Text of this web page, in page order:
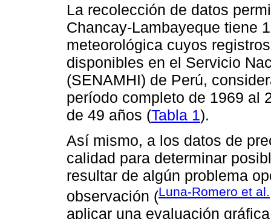
La recolección de datos
Chancay-Lambayeque tiene
meteorológica cuyos
disponibles en el Servicio
(SENAMHI) de Perú,
período completo de 1969 al
de 49 años (Tabla 1).
Así mismo, a los datos de
calidad para determinar
resultar de algún problema
observación (Luna-Romero et
aplicar una evaluación